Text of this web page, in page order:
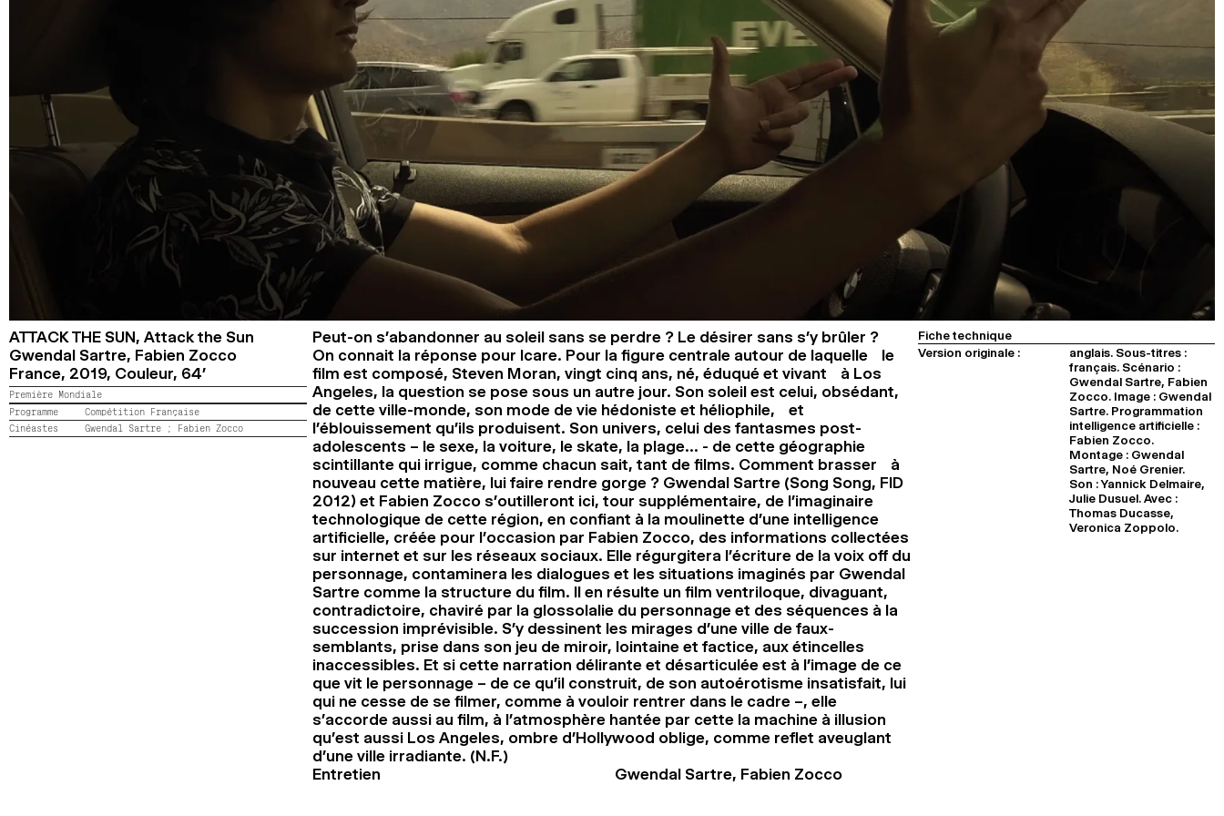
ATTACK THE SUN, Attack the Sun
Gwendal Sartre, Fabien Zocco
France, 2019, Couleur, 64’
Première Mondiale
Programme
Compétition Française
Cinéastes
Gwendal Sartre ; Fabien Zocco
Peut-on s’abandonner au soleil sans se perdre ? Le désirer sans s’y brûler ?
On connait la réponse pour Icare. Pour la figure centrale autour de laquelle le
film est composé, Steven Moran, vingt cinq ans, né, éduqué et vivant à Los
Angeles, la question se pose sous un autre jour. Son soleil est celui, obsédant,
de cette ville-monde, son mode de vie hédoniste et héliophile, et
l’éblouissement qu’ils produisent. Son univers, celui des fantasmes post-
adolescents – le sexe, la voiture, le skate, la plage… - de cette géographie
scintillante qui irrigue, comme chacun sait, tant de films. Comment brasser à
nouveau cette matière, lui faire rendre gorge ? Gwendal Sartre (Song Song, FID
2012) et Fabien Zocco s’outilleront ici, tour supplémentaire, de l’imaginaire
technologique de cette région, en confiant à la moulinette d’une intelligence
artificielle, créée pour l’occasion par Fabien Zocco, des informations collectées
sur internet et sur les réseaux sociaux. Elle régurgitera l’écriture de la voix off du
personnage, contaminera les dialogues et les situations imaginés par Gwendal
Sartre comme la structure du film. Il en résulte un film ventriloque, divaguant,
contradictoire, chaviré par la glossolalie du personnage et des séquences à la
succession imprévisible. S’y dessinent les mirages d’une ville de faux-
semblants, prise dans son jeu de miroir, lointaine et factice, aux étincelles
inaccessibles. Et si cette narration délirante et désarticulée est à l’image de ce
que vit le personnage – de ce qu’il construit, de son autoérotisme insatisfait, lui
qui ne cesse de se filmer, comme à vouloir rentrer dans le cadre –, elle
s’accorde aussi au film, à l’atmosphère hantée par cette la machine à illusion
qu’est aussi Los Angeles, ombre d’Hollywood oblige, comme reflet aveuglant
d’une ville irradiante. (N.F.)
Entretien
Gwendal Sartre, Fabien Zocco
Fiche technique
Version originale :
anglais. Sous-titres :
français. Scénario :
Gwendal Sartre, Fabien
Zocco. Image : Gwendal
Sartre. Programmation
intelligence artificielle :
Fabien Zocco.
Montage : Gwendal
Sartre, Noé Grenier.
Son : Yannick Delmaire,
Julie Dusuel. Avec :
Thomas Ducasse,
Veronica Zoppolo.